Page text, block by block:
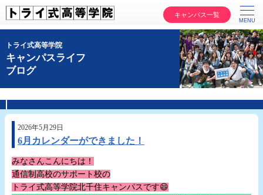
キャンパス一覧
トライ式高等学院
キャンパスライフ
ブログ
2026年5月29日
6月カレンダーができました！
みなさんこんにちは！
通信制高校のサポート校の
トライ式高等学院北千住キャンパスです😄